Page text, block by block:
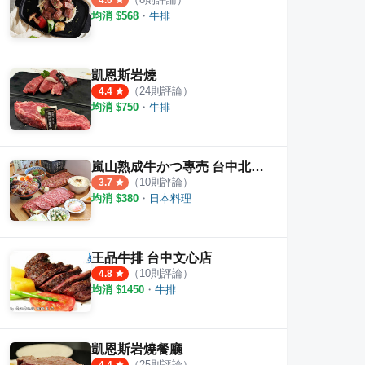
均消 $568 ・ 牛排
凱恩斯岩燒
4.4 （ 24則評論）
均消 $750 ・ 牛排
嵐山熟成牛かつ專売 台中北屯店
3.7 （ 10則評論）
均消 $380 ・ 日本料理
王品牛排 台中文心店
4.8 （ 10則評論）
均消 $1450 ・ 牛排
凱恩斯岩燒餐廳